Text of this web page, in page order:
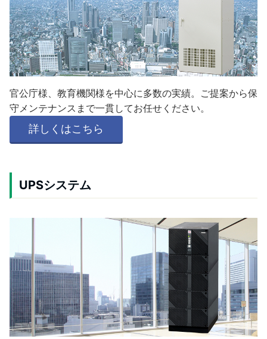
官公庁様、教育機関様を中心に多数の実績。ご提案から保
守メンテナンスまで一貫してお任せください。
詳しくはこちら
UPSシステム